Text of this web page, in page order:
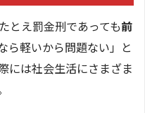
とえ罰金刑であっても前
ら軽いから問題ない」と
には社会生活にさまざま